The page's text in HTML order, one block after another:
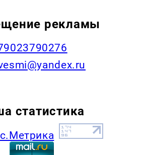
рекламы
статистика